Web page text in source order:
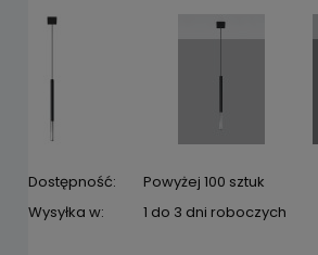
Dostępność:
Powyżej 100 sztuk
Wysyłka w:
1 do 3 dni roboczych